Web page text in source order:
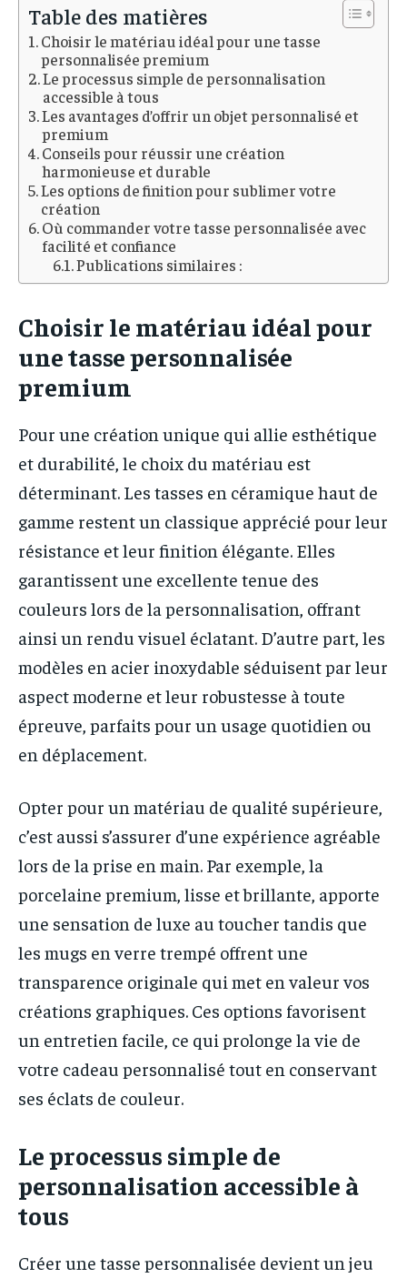
Table des matières
Choisir le matériau idéal pour une tasse
personnalisée premium
Le processus simple de personnalisation
accessible à tous
Les avantages d’offrir un objet personnalisé et
premium
Conseils pour réussir une création
harmonieuse et durable
Les options de finition pour sublimer votre
création
Où commander votre tasse personnalisée avec
facilité et confiance
Publications similaires :
Choisir le matériau idéal pour
une tasse personnalisée
premium
Pour une création unique qui allie esthétique
et durabilité, le choix du matériau est
déterminant. Les tasses en céramique haut de
gamme restent un classique apprécié pour leur
résistance et leur finition élégante. Elles
garantissent une excellente tenue des
couleurs lors de la personnalisation, offrant
ainsi un rendu visuel éclatant. D’autre part, les
modèles en acier inoxydable séduisent par leur
aspect moderne et leur robustesse à toute
épreuve, parfaits pour un usage quotidien ou
en déplacement.
Opter pour un matériau de qualité supérieure,
c’est aussi s’assurer d’une expérience agréable
lors de la prise en main. Par exemple, la
porcelaine premium, lisse et brillante, apporte
une sensation de luxe au toucher tandis que
les mugs en verre trempé offrent une
transparence originale qui met en valeur vos
créations graphiques. Ces options favorisent
un entretien facile, ce qui prolonge la vie de
votre cadeau personnalisé tout en conservant
ses éclats de couleur.
Le processus simple de
personnalisation accessible à
tous
Créer une tasse personnalisée devient un jeu